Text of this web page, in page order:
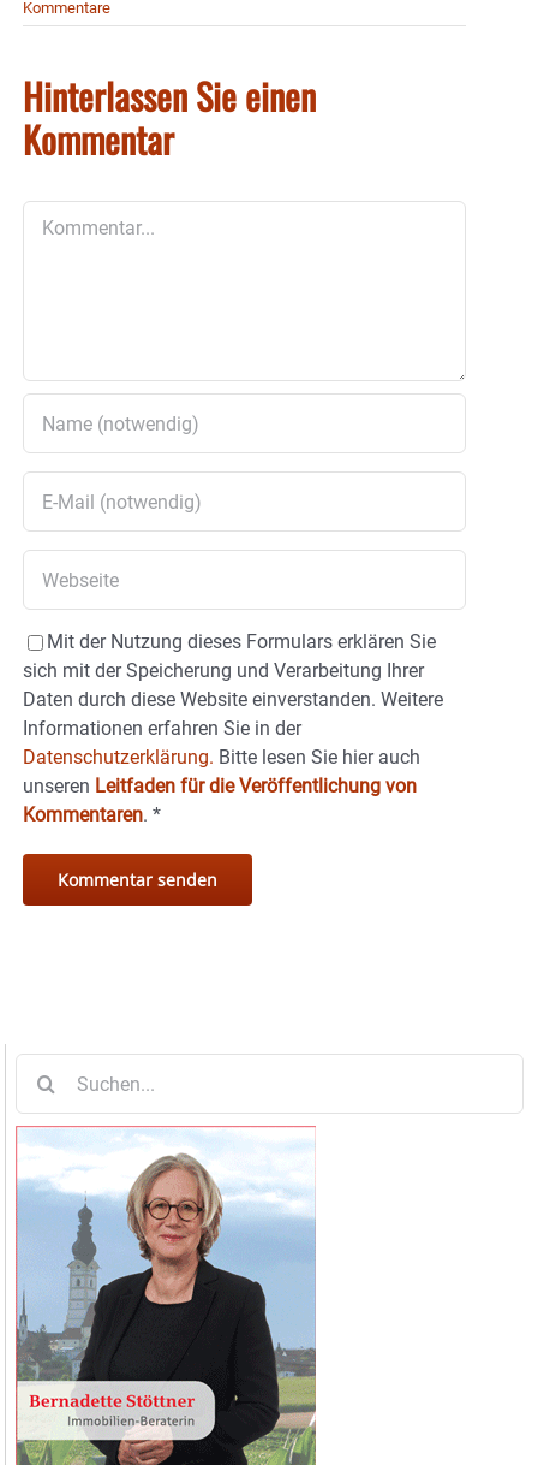
Kommentare
Hinterlassen Sie einen
Kommentar
Mit der Nutzung dieses Formulars erklären Sie
sich mit der Speicherung und Verarbeitung Ihrer
Daten durch diese Website einverstanden. Weitere
Informationen erfahren Sie in der
Datenschutzerklärung. Bitte lesen Sie hier auch
unseren Leitfaden für die Veröffentlichung von
Kommentaren. *
nach: